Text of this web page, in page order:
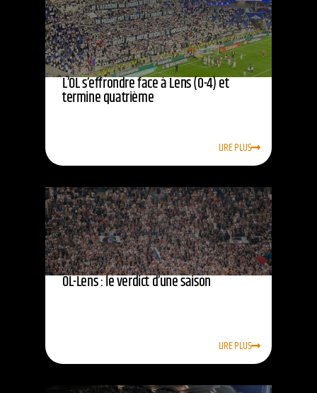
L’OL s’effrondre face à Lens (0-4) et
termine quatrième
LIRE PLUS
OL-Lens : le verdict d’une saison
LIRE PLUS